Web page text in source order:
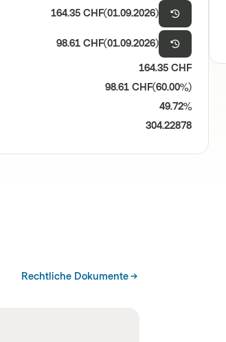
164.35 CHF(01.09.2026)
98.61 CHF(01.09.2026)
164.35 CHF
98.61 CHF(60.00%)
49.72%
304.22878
Rechtliche Dokumente